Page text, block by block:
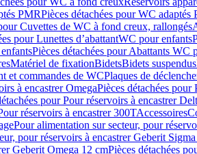
PMRPièces détachées pour WC adaptés
Cuvettes de WC à fond creux, rallongés
pour Lunettes d’abattantWC pour enfants
Pièces détachées pour Abattants WC
Matériel de fixationBidetsBidets suspendus
et commandes de WCPlaques de
à encastrer OmegaPièces détachées pour
pour Pour réservoirs à encastrer
réservoirs à encastrer 300TAccessoires
Pour alimentation sur secteur, pour
pour réservoirs à encastrer Geberit
Geberit Omega 12 cmPièces détachées